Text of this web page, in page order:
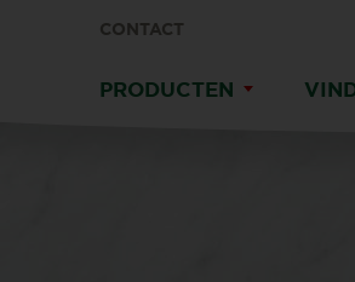
CONTACT
PRODUCTEN